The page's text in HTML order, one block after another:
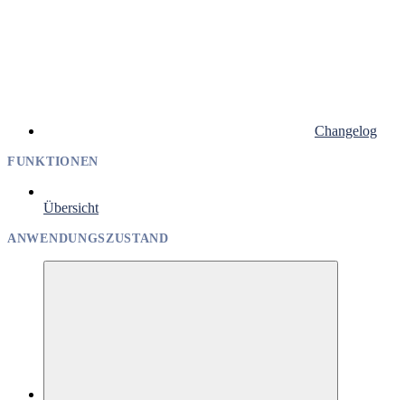
Changelog
FUNKTIONEN
Übersicht
ANWENDUNGSZUSTAND